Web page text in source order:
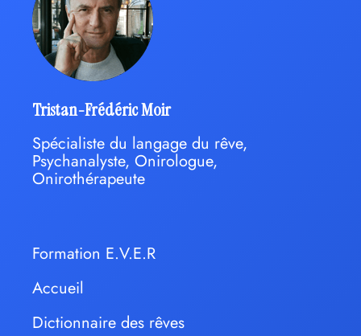
Tristan-Frédéric Moir
Spécialiste du langage du rêve,
Psychanalyste, Onirologue,
Onirothérapeute
Formation E.V.E.R
Accueil
Dictionnaire des rêves